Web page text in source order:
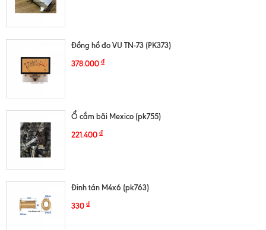
Đồng hồ đo VU TN-73 (PK373)
378.000 ₫
Ổ cắm bãi Mexico (pk755)
221.400 ₫
Đinh tán M4x6 (pk763)
330 ₫